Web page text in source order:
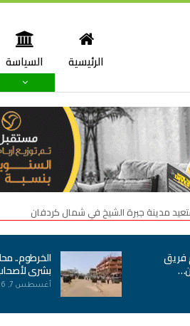
الرئيسية السياسة
مدينة جبرة الشيخ في شمال كردفان
فريق الخرطوم..
بشرى
أغسطس 7, 2026